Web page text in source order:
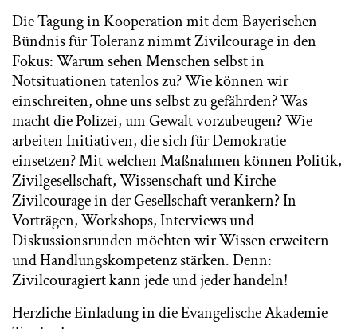
Die Tagung in Kooperation mit dem Bayerischen
Bündnis für Toleranz nimmt Zivilcourage in den
Fokus: Warum sehen Menschen selbst in
Notsituationen tatenlos zu? Wie können wir
einschreiten, ohne uns selbst zu gefährden? Was
macht die Polizei, um Gewalt vorzubeugen? Wie
arbeiten Initiativen, die sich für Demokratie
einsetzen? Mit welchen Maßnahmen können Politik,
Zivilgesellschaft, Wissenschaft und Kirche
Zivilcourage in der Gesellschaft verankern? In
Vorträgen, Workshops, Interviews und
Diskussionsrunden möchten wir Wissen erweitern
und Handlungskompetenz stärken. Denn:
Zivilcouragiert kann jede und jeder handeln!
Herzliche Einladung in die Evangelische Akademie